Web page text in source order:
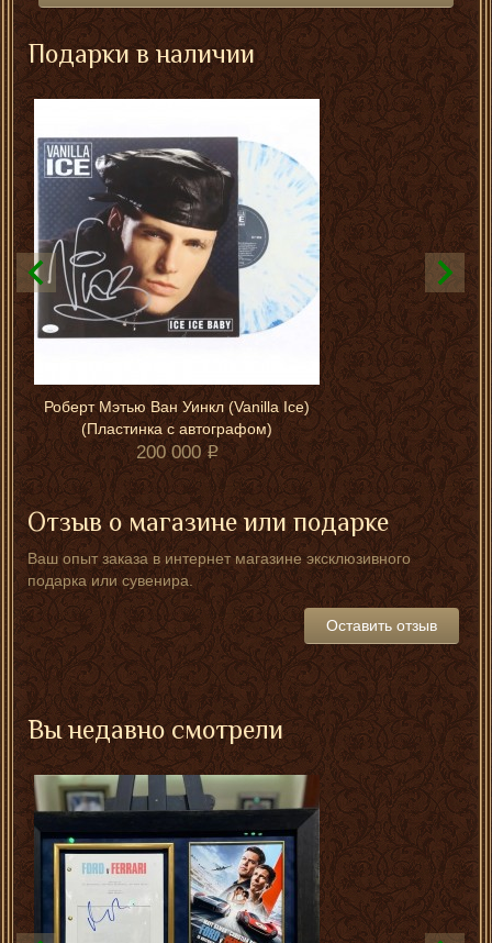
Подарки в наличии
Роберт Мэтью Ван Уинкл (Vanilla Ice)
(Пластинка с автографом)
200 000
Отзыв о магазине или подарке
Ваш опыт заказа в интернет магазине эксклюзивного
подарка или сувенира.
Оставить отзыв
Вы недавно смотрели